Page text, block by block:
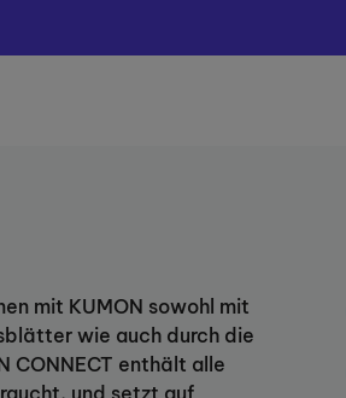
mit KUMON sowohl mit
wie auch durch die
CONNECT enthält alle
und setzt auf